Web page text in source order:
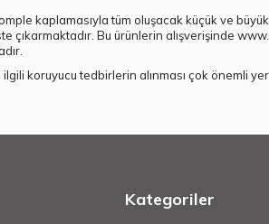
kaplamasıyla tüm oluşacak küçük ve
çıkarmaktadır. Bu ürünlerin alışverişinde
ilgili koruyucu tedbirlerin alınması çok
Kategoriler